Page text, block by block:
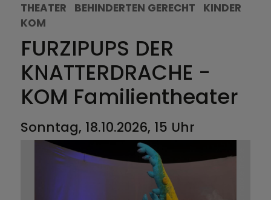
THEATER BEHINDERTEN GERECHT
KINDER
KOM
FURZIPUPS DER
KNATTERDRACHE -
KOM Familientheater
Sonntag, 18.10.2026, 15 Uhr